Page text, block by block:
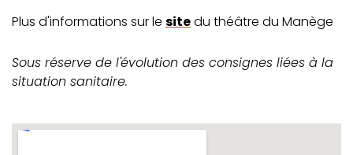
Plus d'informations sur le sitedu théâtre du Manège
Sous réserve de l'évolution des consignes liées à la
situation sanitaire.